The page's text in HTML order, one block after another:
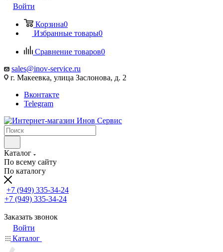
Войти
Корзина0
Избранные товары0
Сравнение товаров0
sales@inov-service.ru
г. Макеевка, улица Заслонова, д. 2
Вконтакте
Telegram
Каталог
По всему сайту
По каталогу
+7 (949) 335-34-24
+7 (949) 335-34-24
Заказать звонок
Войти
Каталог